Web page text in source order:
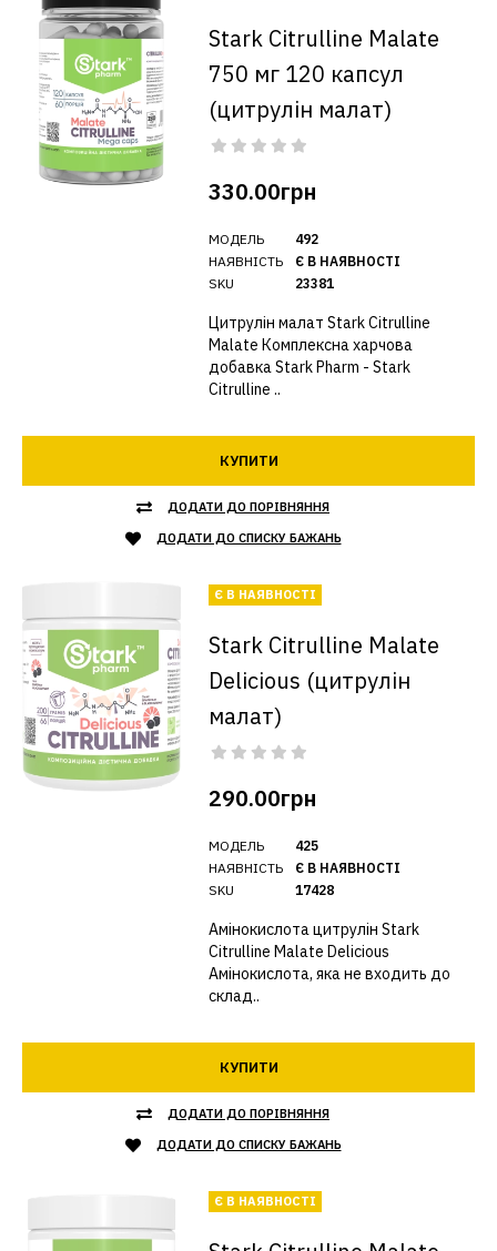
Stark Citrulline Malate
750 мг 120 капсул
(цитрулін малат)
330.00грн
МОДЕЛЬ
НАЯВНІСТЬ
SKU
492
Є В НАЯВНОСТІ
23381
Цитрулін малат Stark Citrulline
Malate Комплексна харчова
добавка Stark Pharm - Stark
Citrulline ..
КУПИТИ
ДОДАТИ ДО ПОРІВНЯННЯ
ДОДАТИ ДО СПИСКУ БАЖАНЬ
Є В НАЯВНОСТІ
Stark Citrulline Malate
Delicious (цитрулін
малат)
290.00грн
МОДЕЛЬ
НАЯВНІСТЬ
SKU
425
Є В НАЯВНОСТІ
17428
Амінокислота цитрулін Stark
Citrulline Malate Delicious
Амінокислота, яка не входить до
склад..
КУПИТИ
ДОДАТИ ДО ПОРІВНЯННЯ
ДОДАТИ ДО СПИСКУ БАЖАНЬ
Є В НАЯВНОСТІ